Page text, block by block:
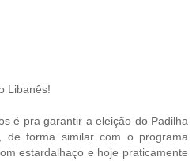
Libanês!
é pra garantir a eleição do Padilha
de forma similar com o programa
estardalhaço e hoje praticamente